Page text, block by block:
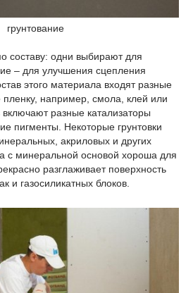
грунтование
составу: одни выбирают для
– для улучшения сцепления
этого материала входят разные
например, смола, клей или
включают разные катализаторы
пигменты. Некоторые грунтовки
акриловых и других
с минеральной основой хороша для
разглаживает поверхность
и газосиликатных блоков.